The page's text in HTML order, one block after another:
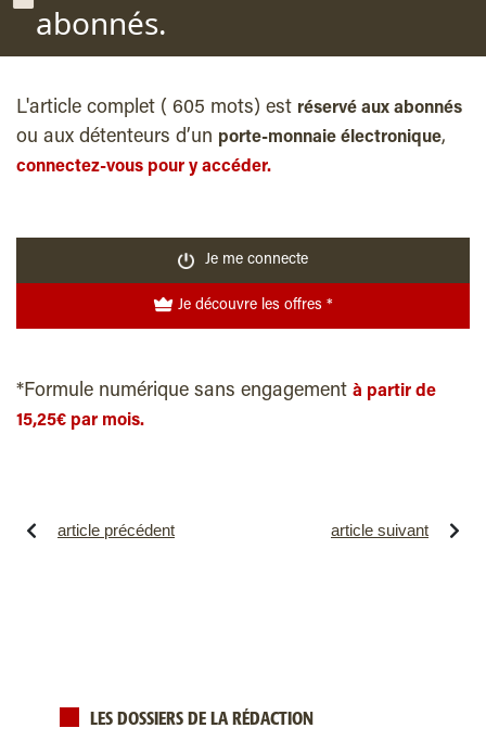
abonnés.
L'article complet ( 605 mots) est réservé aux abonnés
ou aux détenteurs d’un porte-monnaie électronique,
connectez-vous pour y accéder.
Je me connecte
Je découvre les offres *
*Formule numérique sans engagement à partir de
15,25€ par mois.
article précédent article suivant
LES DOSSIERS DE LA RÉDACTION